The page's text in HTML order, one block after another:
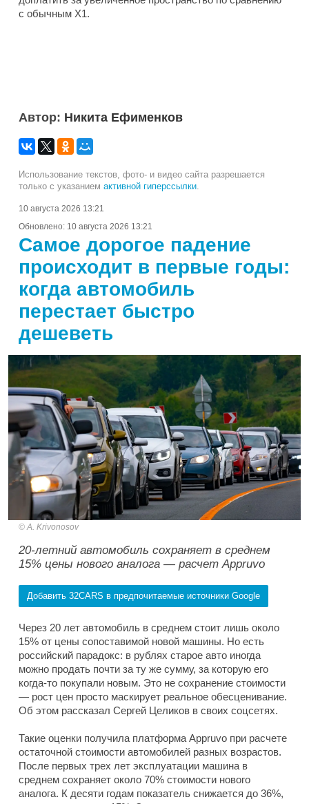
с обычным X1.
Автор: Никита Ефименков
Использование текстов, фото- и видео сайта разрешается
только с указанием активной гиперссылки.
10 августа 2026 13:21
Обновлено: 10 августа 2026 13:21
Самое дорогое падение
происходит в первые годы:
когда автомобиль
перестает быстро
дешеветь
A. Krivonosov
20-летний автомобиль сохраняет в среднем
15% цены нового аналога — расчет Appruvo
Добавить 32CARS в предпочитаемые источники Google
Через 20 лет автомобиль в среднем стоит лишь около
15% от цены сопоставимой новой машины. Но есть
российский парадокс: в рублях старое авто иногда
можно продать почти за ту же сумму, за которую его
когда-то покупали новым. Это не сохранение стоимости
— рост цен просто маскирует реальное обесценивание.
Об этом рассказал Сергей Целиков в своих соцсетях.
Такие оценки получила платформа Appruvo при расчете
остаточной стоимости автомобилей разных возрастов.
После первых трех лет эксплуатации машина в
среднем сохраняет около 70% стоимости нового
аналога. К десяти годам показатель снижается до 36%,